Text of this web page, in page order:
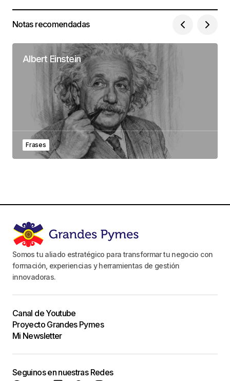
Notas recomendadas
Albert Einstein
Frases
Somos tu aliado estratégico para transformar tu negocio con
formación, experiencias y herramientas de gestión
innovadoras.
Canal de Youtube
Proyecto Grandes Pymes
Mi Newsletter
Seguinos en nuestras Redes